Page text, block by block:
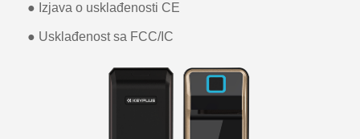
● Izjava o usklađenosti CE
● Usklađenost sa FCC/IC